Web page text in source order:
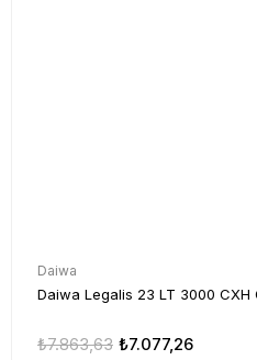
Daiwa
Daiwa Legalis 23 LT 3000 CXH
₺7.077,26
₺7.863,63